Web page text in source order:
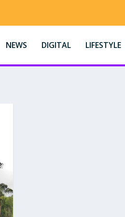
NEWS DIGITAL LIFESTYLE